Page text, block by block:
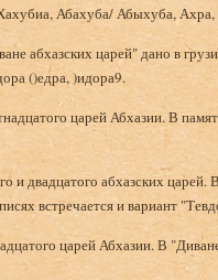
Абахуба/ Абыхуба,
абхазских царей" дано в
()едра, )идора9.
царей Абхазии. В
и двадцатого абхазских
встречается и вариант
царей Абхазии. В